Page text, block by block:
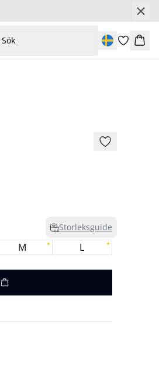
Sök Korg
Storleksguide
M
L